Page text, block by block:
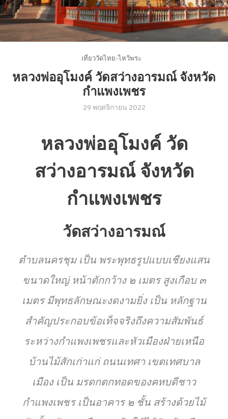
เที่ยววัดไทย-ไหว้พระ
หลวงพ่ออุโมงค์ วัดสว่างอารมณ์ จังหวัด
กำแพงเพชร
29 พฤศจิกายน 2022
หลวงพ่ออุโมงค์ วัด
สว่างอารมณ์ จังหวัด
กำแพงเพชร
วัดสว่างอารมณ์
ตำบลนครชุม เป็น พระพุทธรูปแบบเชียงแสน
ขนาดใหญ่ หน้าตักกว้าง ๒ เมตร สูงเกือบ ๓
เมตร มีพุทธลักษณะงดงามยิ่ง เป็น หลักฐาน
สำคัญประกอบข้อเท็จจริงถึงความสัมพันธ์
ระหว่างกำแพงเพชรและหัวเมืองฝ่ายเหนือ
บ้านไม้สักเก่าแก่ ถนนเทศา เขตเทศบาล
เมือง เป็น มรดกตกทอดของคหบดีชาว
กำแพงเพชร เป็นอาคาร ๒ ชั้น สร้างด้วยไม้